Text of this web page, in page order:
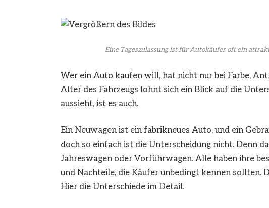
Eine Tageszulassung ist für Autokäufer oft ein
Wer ein Auto kaufen will, hat nicht nur bei Farbe,
Alter des Fahrzeugs lohnt sich ein Blick auf die
aussieht, ist es auch.
Ein Neuwagen ist ein fabrikneues Auto, und ein
doch so einfach ist die Unterscheidung nicht. Denn
Jahreswagen oder Vorführwagen. Alle haben ihre
und Nachteile, die Käufer unbedingt kennen sollten.
Hier die Unterschiede im Detail.